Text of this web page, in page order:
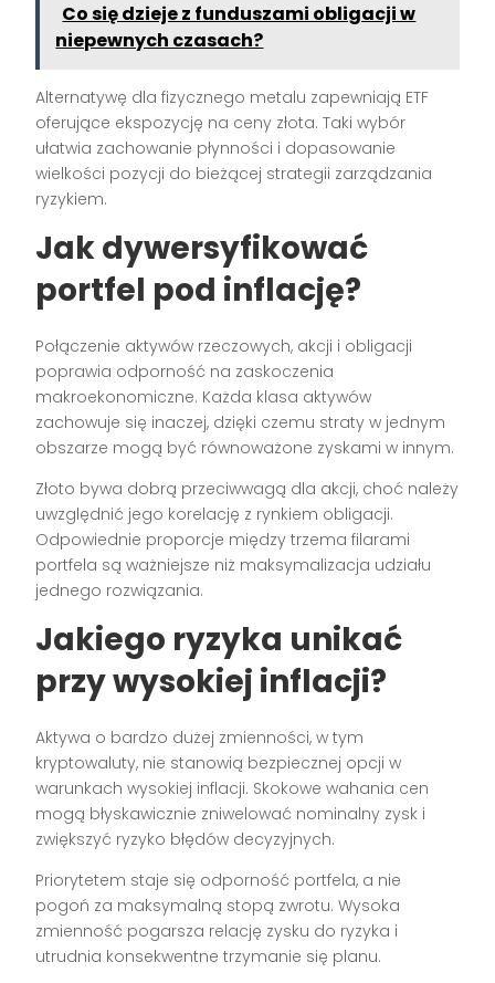
Co się dzieje z funduszami obligacji w
niepewnych czasach?
Alternatywę dla fizycznego metalu zapewniają ETF
oferujące ekspozycję na ceny złota. Taki wybór
ułatwia zachowanie płynności i dopasowanie
wielkości pozycji do bieżącej strategii zarządzania
ryzykiem.
Jak dywersyfikować
portfel pod inflację?
Połączenie aktywów rzeczowych, akcji i obligacji
poprawia odporność na zaskoczenia
makroekonomiczne. Każda klasa aktywów
zachowuje się inaczej, dzięki czemu straty w jednym
obszarze mogą być równoważone zyskami w innym.
Złoto bywa dobrą przeciwwagą dla akcji, choć należy
uwzględnić jego korelację z rynkiem obligacji.
Odpowiednie proporcje między trzema filarami
portfela są ważniejsze niż maksymalizacja udziału
jednego rozwiązania.
Jakiego ryzyka unikać
przy wysokiej inflacji?
Aktywa o bardzo dużej zmienności, w tym
kryptowaluty, nie stanowią bezpiecznej opcji w
warunkach wysokiej inflacji. Skokowe wahania cen
mogą błyskawicznie zniwelować nominalny zysk i
zwiększyć ryzyko błędów decyzyjnych.
Priorytetem staje się odporność portfela, a nie
pogoń za maksymalną stopą zwrotu. Wysoka
zmienność pogarsza relację zysku do ryzyka i
utrudnia konsekwentne trzymanie się planu.